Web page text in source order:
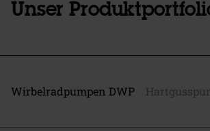
Unser
Wirbelradpumpen DWP